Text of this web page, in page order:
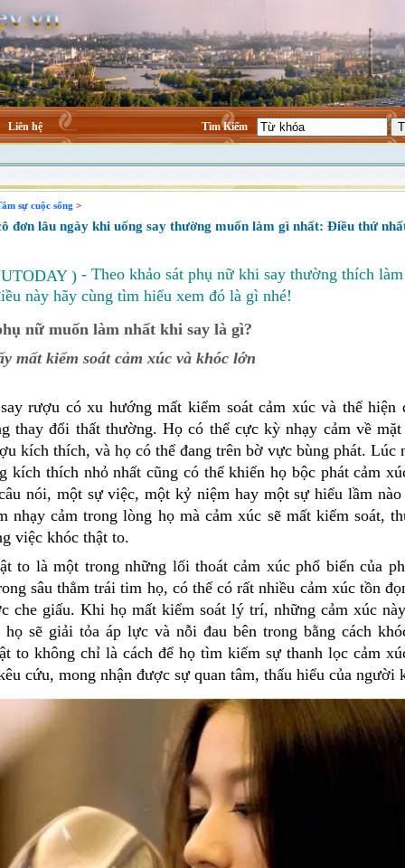
Liên hệ Tìm Kiếm
sự cuộc sống >
đơn lâu ngày khi uống say thường muốn làm gì nhất: Điều thứ
) - Theo khảo sát phụ nữ khi say thường thích
này hãy cùng tìm hiểu xem đó là gì nhé!
nữ muốn làm nhất khi say là gì?
mất kiểm soát cảm xúc và khóc lớn
rượu có xu hướng mất kiểm soát cảm xúc và thể hiện
thay đổi thất thường. Họ có thể cực kỳ nhạy cảm về
kích thích, và họ có thể đang trên bờ vực bùng phát. Lúc
kích thích nhỏ nhất cũng có thể khiến họ bộc phát cảm
nói, một sự việc, một kỷ niệm hay một sự hiểu lầm nào
nhạy cảm trong lòng họ mà cảm xúc sẽ mất kiểm soát,
việc khóc thật to.
to là một trong những lối thoát cảm xúc phổ biến của
sâu thẳm trái tim họ, có thể có rất nhiều cảm xúc tồn
che giấu. Khi họ mất kiểm soát lý trí, những cảm xúc
họ sẽ giải tỏa áp lực và nỗi đau bên trong bằng cách
to không chỉ là cách để họ tìm kiếm sự thanh lọc cảm
cứu, mong nhận được sự quan tâm, thấu hiểu của người